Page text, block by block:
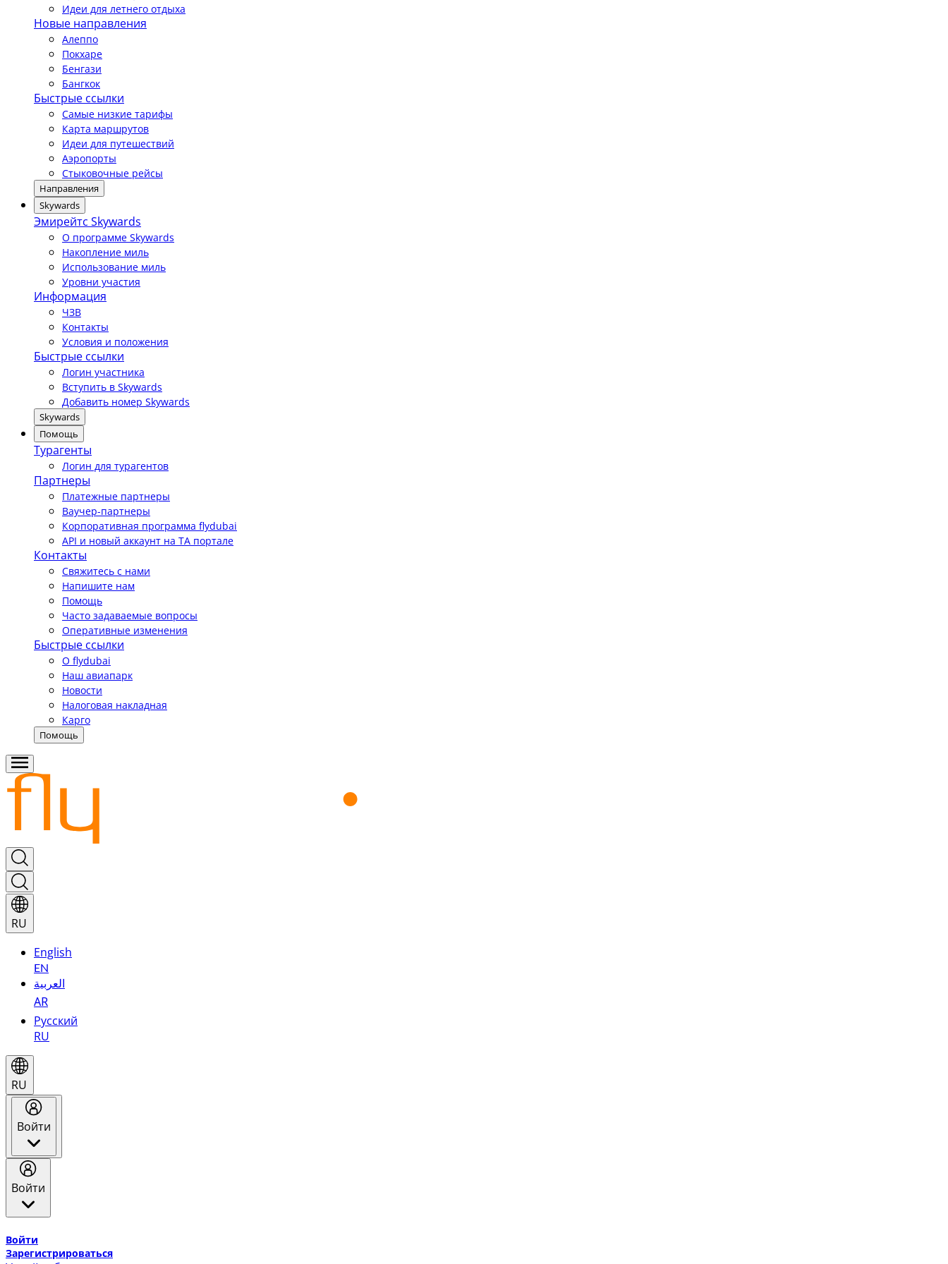
Идеи для летнего отдыха
Новые направления
Алеппо
Покхаре
Бенгази
Бангкок
Быстрые ссылки
Самые низкие тарифы
Карта маршрутов
Идеи для путешествий
Аэропорты
Стыковочные рейсы
Направления
Skywards
Эмирейтс Skywards
О программе Skywards
Накопление миль
Использование миль
Уровни участия
Информация
ЧЗВ
Контакты
Условия и положения
Быстрые ссылки
Логин участника
Вступить в Skywards
Добавить номер Skywards
Skywards
Помощь
Турагенты
Логин для турагентов
Партнеры
Платежные партнеры
Ваучер-партнеры
Корпоративная программа flydubai
API и новый аккаунт на TA портале
Контакты
Свяжитесь с нами
Напишите нам
Помощь
Часто задаваемые вопросы
Оперативные изменения
Быстрые ссылки
О flydubai
Наш авиапарк
Новости
Налоговая накладная
Карго
Помощь
RU
English
EN
العربية
AR
Русский
RU
RU
Войти
Войти
Войти
Зарегистрироваться